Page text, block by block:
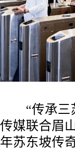
“传承三苏
传媒联合眉
年苏东坡传